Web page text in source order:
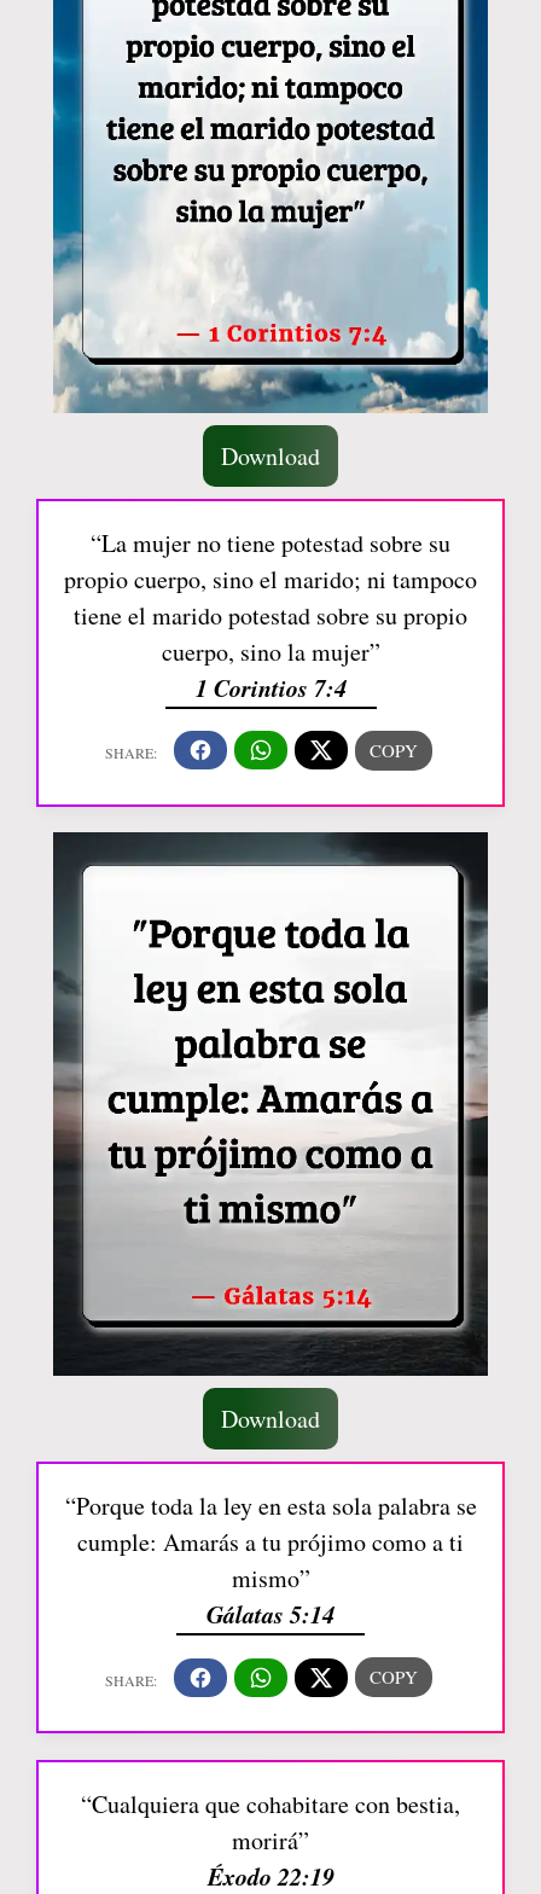
Download
“La mujer no tiene potestad sobre su
propio cuerpo, sino el marido; ni tampoco
tiene el marido potestad sobre su propio
cuerpo, sino la mujer”
1 Corintios 7:4
Download
“Porque toda la ley en esta sola palabra se
cumple: Amarás a tu prójimo como a ti
mismo”
Gálatas 5:14
“Cualquiera que cohabitare con bestia,
morirá”
Éxodo 22:19